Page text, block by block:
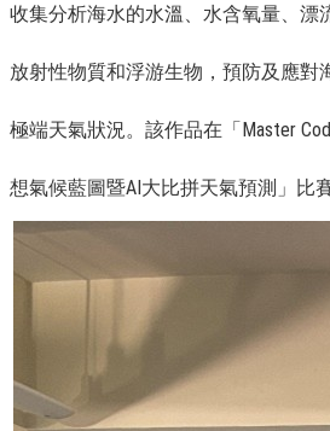
收集分析海水的水溫、水含氧量、漂
放射性物質和浮游生物，預防及應對
極端天氣狀況。該作品在「Master
想氣候藍圖暨AI大比拼天氣預測」比